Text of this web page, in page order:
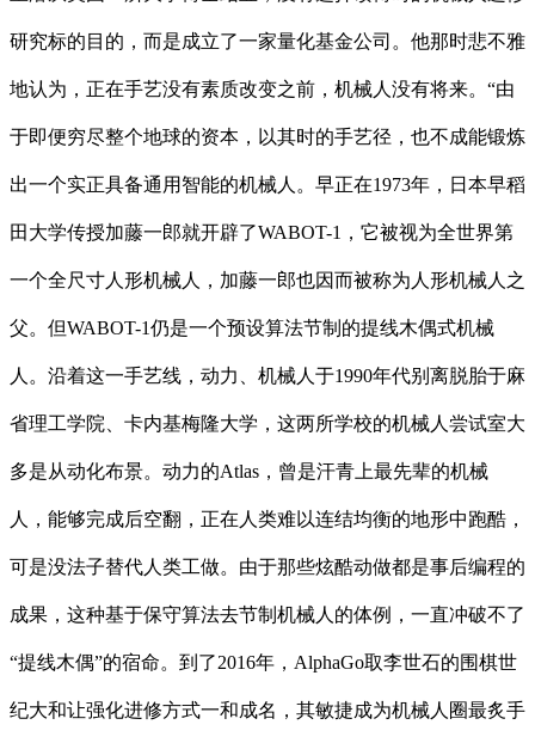
研究标的目的，而是成立了一家量化基金公司。他那时悲不雅
地认为，正在手艺没有素质改变之前，机械人没有将来。“由
于即便穷尽整个地球的资本，以其时的手艺径，也不成能锻炼
出一个实正具备通用智能的机械人。早正在1973年，日本早稻
田大学传授加藤一郎就开辟了WABOT-1，它被视为全世界第
一个全尺寸人形机械人，加藤一郎也因而被称为人形机械人之
父。但WABOT-1仍是一个预设算法节制的提线木偶式机械
人。沿着这一手艺线，动力、机械人于1990年代别离脱胎于麻
省理工学院、卡内基梅隆大学，这两所学校的机械人尝试室大
多是从动化布景。动力的Atlas，曾是汗青上最先辈的机械
人，能够完成后空翻，正在人类难以连结均衡的地形中跑酷，
可是没法子替代人类工做。由于那些炫酷动做都是事后编程的
成果，这种基于保守算法去节制机械人的体例，一直冲破不了
“提线木偶”的宿命。到了2016年，AlphaGo取李世石的围棋世
纪大和让强化进修方式一和成名，其敏捷成为机械人圈最炙手